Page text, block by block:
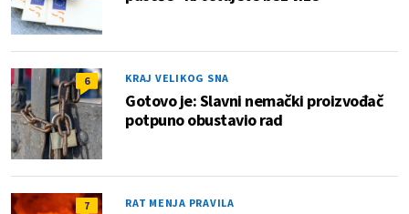
6 KRAJ VELIKOG SNA
Gotovo je: Slavni nemački proizvođač
potpuno obustavio rad
7 RAT MENJA PRAVILA